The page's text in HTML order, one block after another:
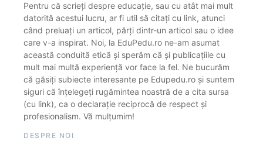
Pentru că scrieți despre educație, sau cu atât mai mult
datorită acestui lucru, ar fi util să citați cu link, atunci
când preluați un articol, părți dintr-un articol sau o idee
care v-a inspirat. Noi, la EduPedu.ro ne-am asumat
această conduită etică și sperăm că și publicațiile cu
mult mai multă experiență vor face la fel. Ne bucurăm
că găsiți subiecte interesante pe Edupedu.ro și suntem
siguri că înțelegeți rugămintea noastră de a cita sursa
(cu link), ca o declarație reciprocă de respect și
profesionalism. Vă mulțumim!
DESPRE NOI